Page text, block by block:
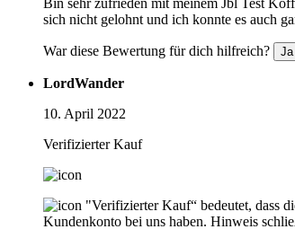
sich nicht gelohnt und ich konnte es auch
War diese Bewertung für dich hilfreich? Ja
LordWander
10. April 2022
Verifizierter Kauf
"Verifizierter Kauf“ bedeutet, dass
Kundenkonto bei uns haben. Hinweis